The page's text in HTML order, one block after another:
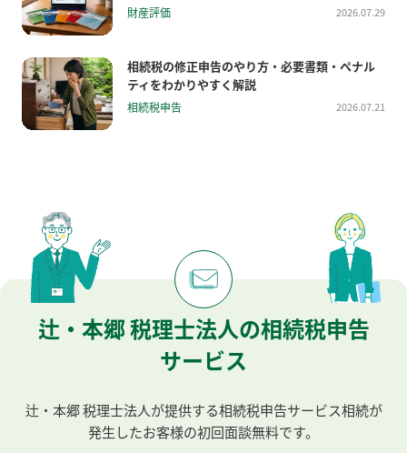
2026.07.29
財産評価
相続税の修正申告のやり方・必要書類・ペナル
ティをわかりやすく解説
2026.07.21
相続税申告
辻・本郷 税理士法人の相続税申告
サービス
辻・本郷 税理士法人が提供する相続税申告サービス相続が
発生したお客様の初回面談無料です。